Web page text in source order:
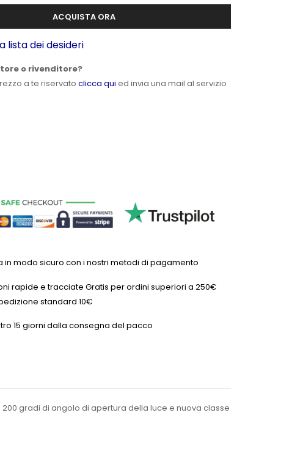
ACQUISTA ORA
lista dei desideri
o rivenditore?
a te riservato clicca qui ed invia una mail al servizio
in modo sicuro con i nostri metodi di pagamento
rapide e tracciate Gratis per ordini superiori a 250€
standard 10€
15 giorni dalla consegna del pacco
200 gradi di angolo di apertura della luce e nuova classe